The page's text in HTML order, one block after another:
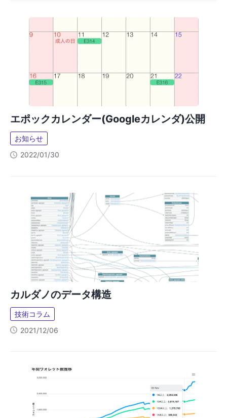
エポックカレンダー(Googleカレンダ)公開
お知らせ
2022/01/30
カルダノのデータ構造
技術コラム
2021/12/06